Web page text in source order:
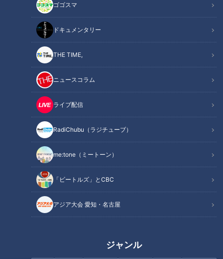
ゴゴスマ
ドキュメンタリー
THE TIME,
ニュースコラム
ライブ配信
RadiChubu（ラジチューブ）
me:tone（ミートーン）
「ビートルズ」とCBC
アジア大会 愛知・名古屋
ジャンル
記事に戻る
この記事を見たあなたへのおすすめ
斉藤初音アナがフラメンコ初挑
戦！猛特訓の成果は！？
三重・四日市市で“別格”と評
判！？地元民が絶賛するとんて
きとは？津市のふわふわコッペ
パンも調査！
スーパーのお客さんは何を買